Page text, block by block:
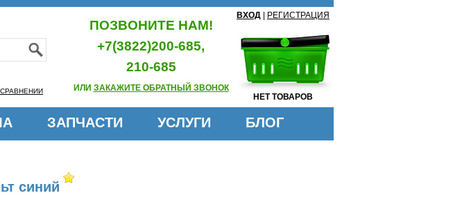
ПОЗВОНИТЕ НАМ!
+7(3822)200-685,
210-685
ИЛИ ЗАКАЖИТЕ ОБРАТНЫЙ ЗВОНОК
ВХОД РЕГИСТРАЦИЯ
НЕТ ТОВАРОВ
ЗАПЧАСТИ УСЛУГИ БЛОГ
синий